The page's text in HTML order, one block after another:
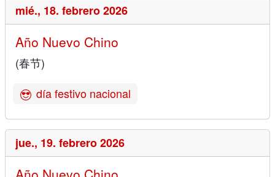
mié., 18. febrero 2026
Año Nuevo Chino
(春节)
día festivo nacional
jue., 19. febrero 2026